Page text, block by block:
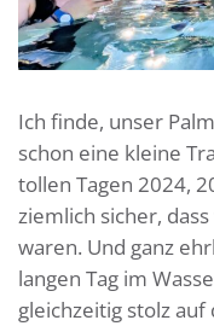
Ich finde, unser
schon eine kleine
tollen Tagen 2024,
ziemlich sicher,
waren. Und ganz
langen Tag im
gleichzeitig stolz auf